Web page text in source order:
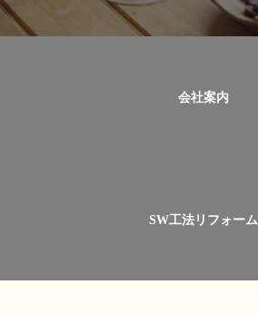
会社案内
SW工法リフォーム